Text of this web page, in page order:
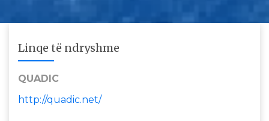
Linqe të ndryshme
QUADIC
http://quadic.net/